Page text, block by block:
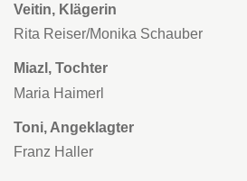
Veitin, Klägerin
Rita Reiser/Monika Schauber
Miazl, Tochter
Maria Haimerl
Toni, Angeklagter
Franz Haller